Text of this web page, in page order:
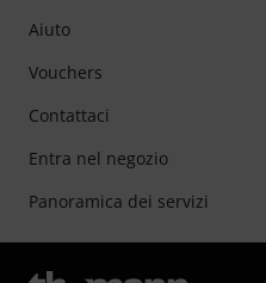
Aiuto
Vouchers
Contattaci
Entra nel negozio
Panoramica dei servizi